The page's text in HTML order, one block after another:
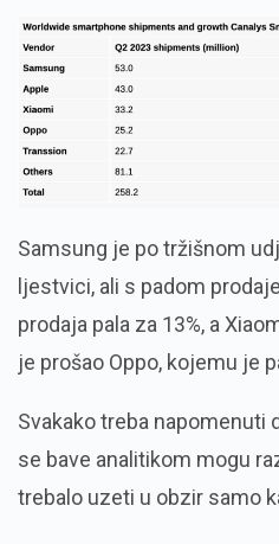
Samsung je po tržišnom
ljestvici, ali s padom
prodaja pala za 13%, a
je prošao Oppo, kojemu je
Svakako treba napomenuti
se bave analitikom mogu
trebalo uzeti u obzir samo